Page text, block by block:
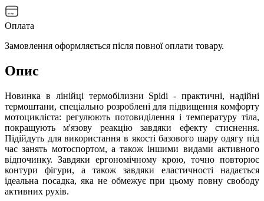
Оплата
Замовлення оформляється після повної оплати товару.
Опис
Новинка в лінійці термобілизни Spidi - практичні, надійні
термоштани, спеціально розроблені для підвищення комфорту
мотоцикліста: регулюють потовиділення і температуру тіла,
покращують м'язову реакцію завдяки ефекту стиснення.
Підійдуть для використання в якості базового шару одягу під
час занять мотоспортом, а також іншими видами активного
відпочинку. Завдяки ергономічному крою, точно повторює
контури фігури, а також завдяки еластичності надається
ідеальна посадка, яка не обмежує при цьому повну свободу
активних рухів.